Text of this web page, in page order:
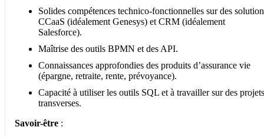
Solides compétences technico-fonctionnelles sur des
CCaaS (idéalement Genesys) et CRM (idéalement
Salesforce).
Maîtrise des outils BPMN et des API.
Connaissances approfondies des produits d’assurance vie
(épargne, retraite, rente, prévoyance).
Capacité à utiliser les outils SQL et à travailler sur des projets
transverses.
Savoir-être :